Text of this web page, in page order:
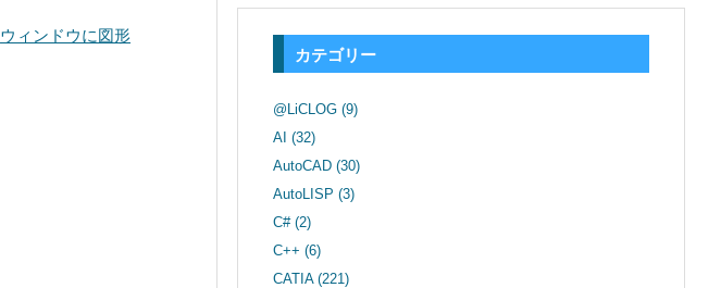
ウィンドウに図形
カテゴリー
@LiCLOG (9)
AI (32)
AutoCAD (30)
AutoLISP (3)
C# (2)
C++ (6)
CATIA (221)